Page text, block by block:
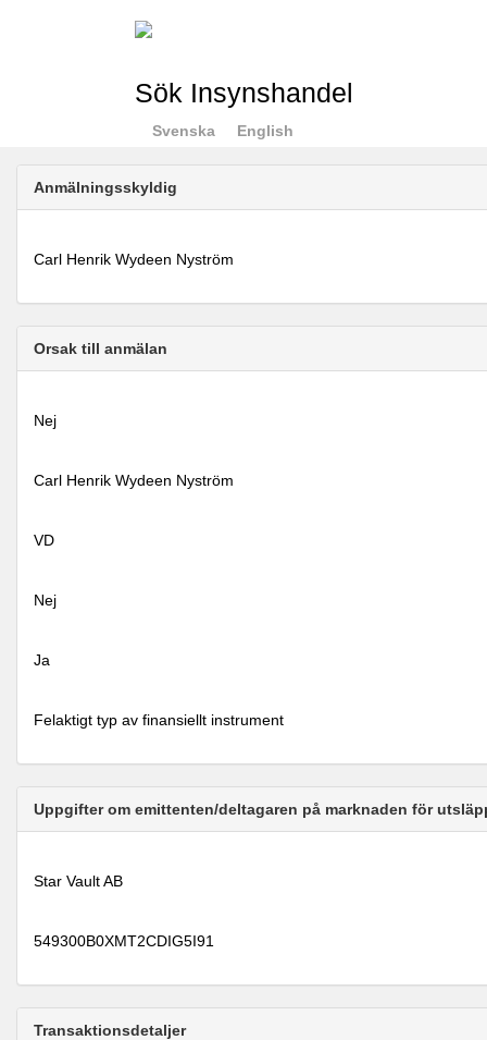
Sök Insynshandel
Svenska English
Anmälningsskyldig
Carl Henrik Wydeen Nyström
Orsak till anmälan
Nej
Carl Henrik Wydeen Nyström
VD
Nej
Ja
Felaktigt typ av finansiellt instrument
Uppgifter om emittenten/deltagaren på marknaden för
Star Vault AB
549300B0XMT2CDIG5I91
Transaktionsdetaljer